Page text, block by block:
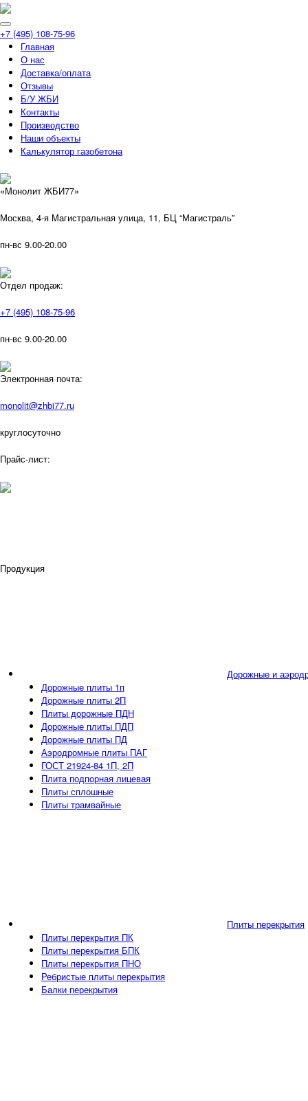
+7 (495) 108-75-96
Главная
О нас
Доставка/оплата
Отзывы
Б/У ЖБИ
Контакты
Производство
Наши объекты
Калькулятор газобетона
«Монолит ЖБИ77»
Москва, 4-я Магистральная улица, 11, ​БЦ “Магистраль”
пн-вс 9.00-20.00
Отдел продаж:
+7 (495) 108-75-96
пн-вс 9.00-20.00
Электронная почта:
monolit@zhbi77.ru
круглосуточно
Прайс-лист:
Продукция
Дорожные и
Дорожные плиты 1п
Дорожные плиты 2П
Плиты дорожные ПДН
Дорожные плиты ПДП
Дорожные плиты ПД
Аэродромные плиты ПАГ
ГОСТ 21924-84 1П, 2П
Плита подпорная лицевая
Плиты сплошные
Плиты трамвайные
Плиты перекрытия
Плиты перекрытия ПК
Плиты перекрытия БПК
Плиты перекрытия ПНО
Ребристые плиты перекрытия
Балки перекрытия